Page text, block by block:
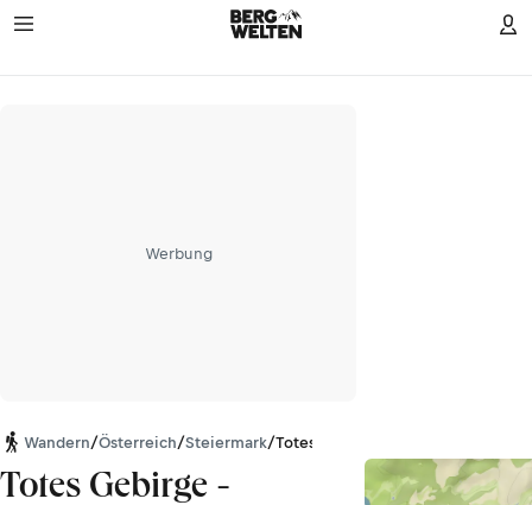
Werbung
Wandern/Österreich/Steiermark/Totes Gebirge
Totes Gebirge -